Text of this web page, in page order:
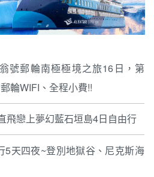
號郵輪南極極境之旅16日，第
輪WIFI、全程小費!!
飛戀上夢幻藍石垣島4日自由行
5天四夜~登別地獄谷、尼克斯海